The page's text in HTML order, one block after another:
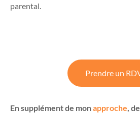
parental.
Prendre un
En supplément de monapproche,